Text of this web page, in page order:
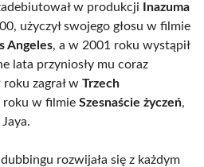
w produkcji
Inazuma
użyczył swojego głosu w filmie
Angeles, a w 2001 roku wystąpił
lata przyniosły mu coraz
zagrał w Trzech
roku w filmie Szesnaście życzeń,
rozwijała się z każdym